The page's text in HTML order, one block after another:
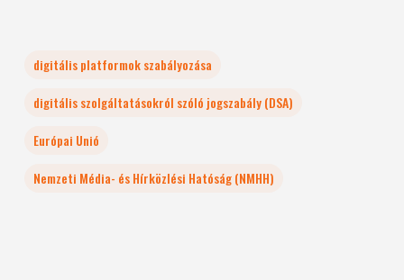
digitális platformok szabályozása
digitális szolgáltatásokról szóló jogszabály (DSA)
Európai Unió
Nemzeti Média- és Hírközlési Hatóság (NMHH)